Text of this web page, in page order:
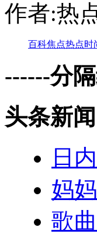
作者:热
百科焦点热点时
------分
头条新闻
日
妈
歌